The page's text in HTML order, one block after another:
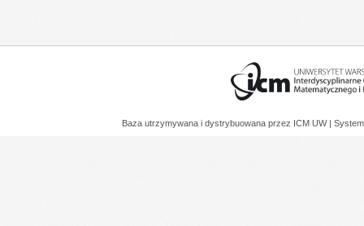
Baza utrzymywana i dystrybuowana przez ICM UW |